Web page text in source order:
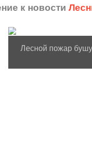
к новости
Лесной пожар